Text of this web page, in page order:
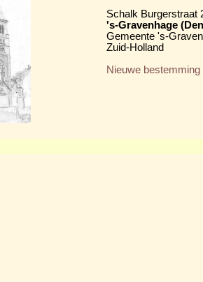
Schalk Burgerstraat
's-Gravenhage
Gemeente 's-
Zuid-Holland
Nieuwe bestemming